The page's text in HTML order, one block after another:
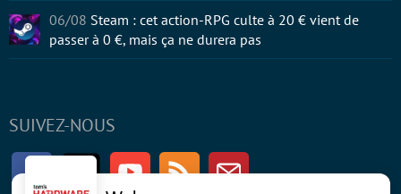
SUIVEZ-NOUS
FacebookTwitter Youtube RSS Newsletter
06/08 Steam : cet action-RPG culte à 20 € vient de
passer à 0 €, mais ça ne durera pas